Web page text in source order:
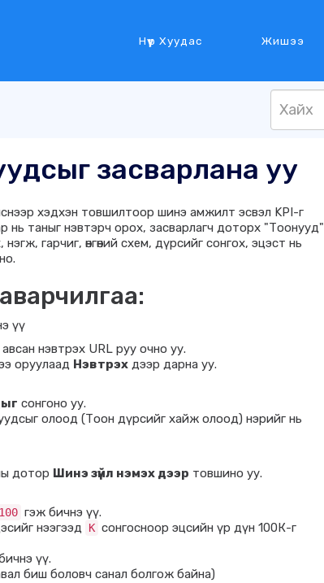
Нүүр Хуудас Жишээ
засварлана уу
хэдхэн товшилтоор шинэ амжилт эсвэл KPI-г
нь таныг нэвтэрч орох, засварлагч доторх "Тоонууд"
гарчиг, өнгөний схем, дүрсийг сонгох, эцэст нь
үү
нэвтрэх URL руу очно уу.
оруулаад Нэвтрэх дээр дарна уу.
сонгоно уу.
олоод (Тоон дүрсийг хайж олоод) нэрийг нь
дотор Шинэ зүйл нэмэх дээр товшино уу.
100 гэж бичнэ үү.
нээгээд K сонгосноор эцсийн үр дүн 100К-г
үү.
биш боловч санал болгож байна)